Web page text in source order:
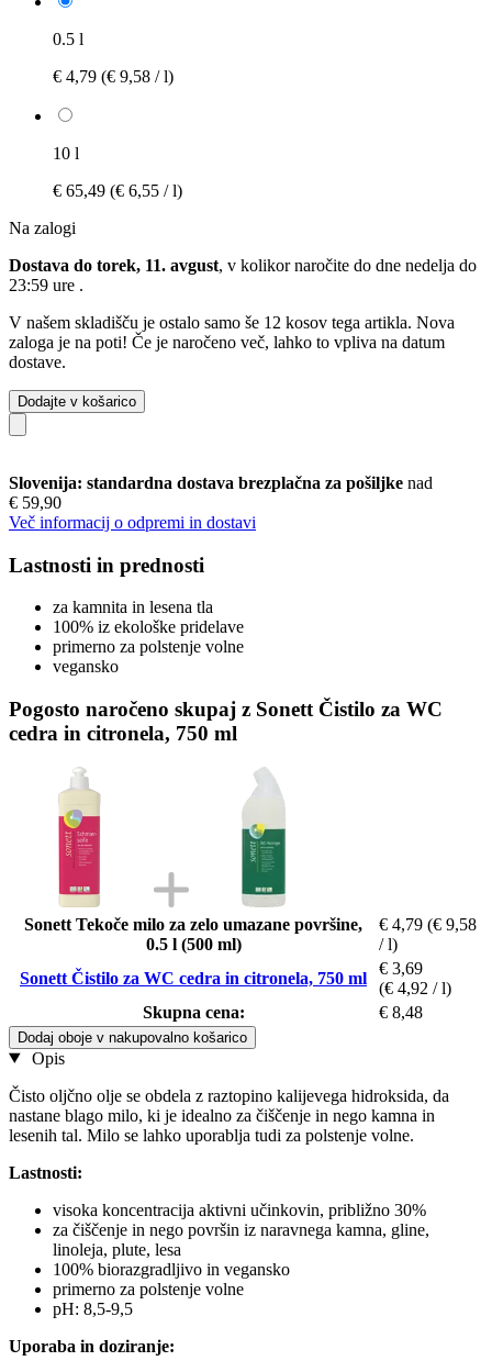
0.5 l
€ 4,79 (€ 9,58 / l)
10 l
€ 65,49 (€ 6,55 / l)
Na zalogi
Dostava do torek, 11. avgust, v kolikor naročite do dne nedelja do
23:59 ure .
V našem skladišču je ostalo samo še 12 kosov tega artikla. Nova
zaloga je na poti! Če je naročeno več, lahko to vpliva na datum
dostave.
Dodajte v košarico
Slovenija: standardna dostava brezplačna za pošiljke nad
€ 59,90
Več informacij o odpremi in dostavi
Lastnosti in prednosti
za kamnita in lesena tla
100% iz ekološke pridelave
primerno za polstenje volne
vegansko
Pogosto naročeno skupaj z Sonett Čistilo za WC
cedra in citronela, 750 ml
Sonett Tekoče milo za zelo umazane površine,
0.5 l (500 ml)
€ 4,79 (€ 9,58
/ l)
Sonett Čistilo za WC cedra in citronela, 750 ml
€ 3,69
(€ 4,92 / l)
Skupna cena:
€ 8,48
Dodaj oboje v nakupovalno košarico
Opis
Čisto oljčno olje se obdela z raztopino kalijevega hidroksida, da
nastane blago milo, ki je idealno za čiščenje in nego kamna in
lesenih tal. Milo se lahko uporablja tudi za polstenje volne.
Lastnosti:
visoka koncentracija aktivni učinkovin, približno 30%
za čiščenje in nego površin iz naravnega kamna, gline,
linoleja, plute, lesa
100% biorazgradljivo in vegansko
primerno za polstenje volne
pH: 8,5-9,5
Uporaba in doziranje: